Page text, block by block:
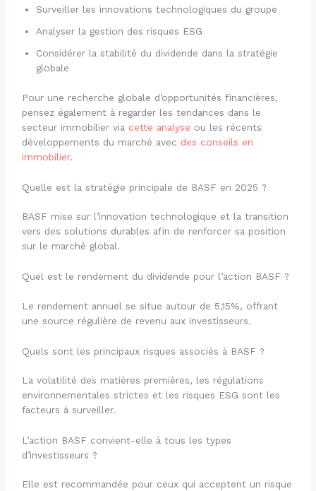
Surveiller les innovations technologiques du groupe
Analyser la gestion des risques ESG
Considérer la stabilité du dividende dans la stratégie
globale
Pour une recherche globale d’opportunités financières,
pensez également à regarder les tendances dans le
secteur immobilier via cette analyse ou les récents
développements du marché avec des conseils en
immobilier.
Quelle est la stratégie principale de BASF en 2025 ?
BASF mise sur l’innovation technologique et la transition
vers des solutions durables afin de renforcer sa position
sur le marché global.
Quel est le rendement du dividende pour l’action BASF ?
Le rendement annuel se situe autour de 5,15%, offrant
une source régulière de revenu aux investisseurs.
Quels sont les principaux risques associés à BASF ?
La volatilité des matières premières, les régulations
environnementales strictes et les risques ESG sont les
facteurs à surveiller.
L’action BASF convient-elle à tous les types
d’investisseurs ?
Elle est recommandée pour ceux qui acceptent un risque